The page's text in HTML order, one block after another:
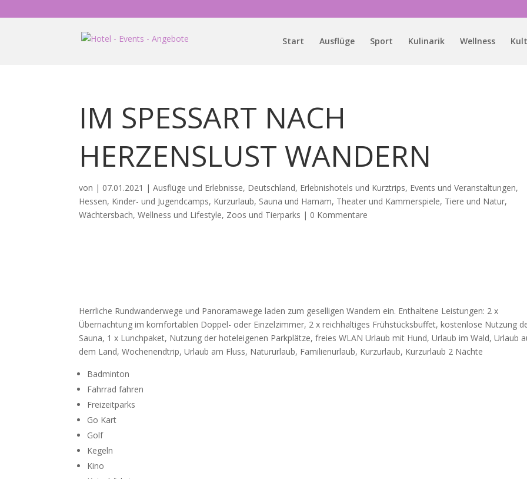
Start Ausflüge Sport Kulinarik Wellness
IM SPESSART NACH
HERZENSLUST WANDERN
von | 07.01.2021 |Ausflüge und Erlebnisse, Deutschland, Erlebnishotels und Kurztrips, Events und Veranstaltungen,
Hessen, Kinder- und Jugendcamps, Kurzurlaub, Sauna und Hamam, Theater und Kammerspiele, Tiere und Natur,
Wächtersbach,Wellness und Lifestyle, Zoos und Tierparks | 0 Kommentare
Herrliche Rundwanderwege und Panoramawege laden zum geselligen Wandern ein. Enthaltene Leistungen: 2 x
Übernachtung im komfortablen Doppel- oder Einzelzimmer, 2 x reichhaltiges Frühstücksbuffet, kostenlose Nutzung
Sauna, 1 x Lunchpaket, Nutzung der hoteleigenen Parkplätze, freies WLAN Urlaub mit Hund, Urlaub im Wald, Urlaub
dem Land, Wochenendtrip, Urlaub am Fluss, Natururlaub, Familienurlaub, Kurzurlaub, Kurzurlaub 2 Nächte
Badminton
Fahrrad fahren
Freizeitparks
Go Kart
Golf
Kegeln
Kino